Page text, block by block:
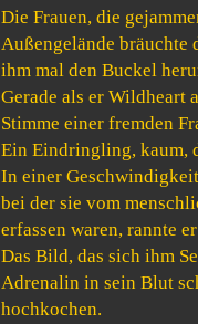
Die Frauen, die
Außengelände bräuchte
ihm mal den Buckel
Gerade als er Wildheart
Stimme einer fremden
Ein Eindringling, kaum,
In einer
bei der sie vom
erfassen waren, rannte
Das Bild, das sich ihm
Adrenalin in sein Blut
hochkochen.